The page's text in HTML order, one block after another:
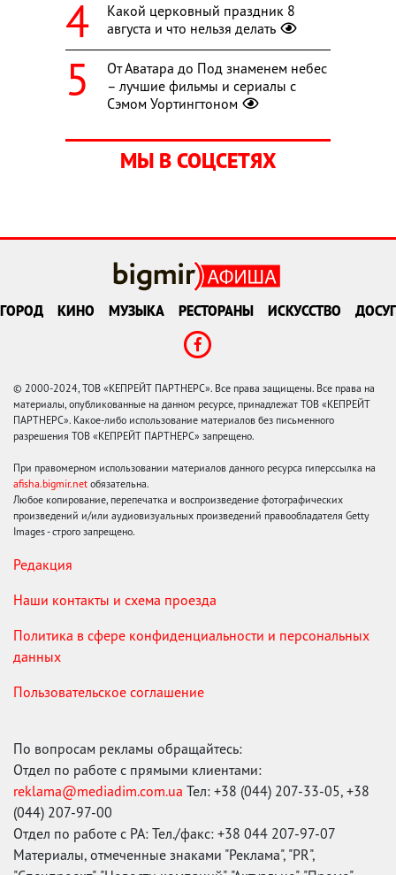
Какой церковный праздник 8
августа и что нельзя делать
От Аватара до Под знаменем небес
– лучшие фильмы и сериалы с
Сэмом Уортингтоном
МЫ В СОЦСЕТЯХ
ГОРОД КИНО МУЗЫКА РЕСТОРАНЫ ИСКУССТВО ДОСУГ
© 2000-2024, ТОВ «КЕПРЕЙТ ПАРТНЕРС». Все права защищены. Все права на
материалы, опубликованные на данном ресурсе, принадлежат ТОВ «КЕПРЕЙТ
ПАРТНЕРС». Какое-либо использование материалов без письменного
разрешения ТОВ «КЕПРЕЙТ ПАРТНЕРС» запрещено.
При правомерном использовании материалов данного ресурса гиперссылка на
afisha.bigmir.net обязательна.
Любое копирование, перепечатка и воспроизведение фотографических
произведений и/или аудиовизуальных произведений правообладателя Getty
Images - строго запрещено.
Редакция
Наши контакты и схема проезда
Политика в сфере конфиденциальности и персональных
данных
Пользовательское соглашение
По вопросам рекламы обращайтесь:
Отдел по работе с прямыми клиентами:
reklama@mediadim.com.ua Тел: +38 (044) 207-33-05, +38
(044) 207-97-00
Отдел по работе с РА: Тел./факс: +38 044 207-97-07
Материалы, отмеченные знаками "Реклама", "PR",